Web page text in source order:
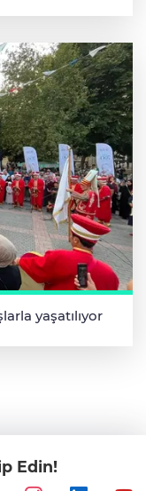
yaşatılıyor
Edin!